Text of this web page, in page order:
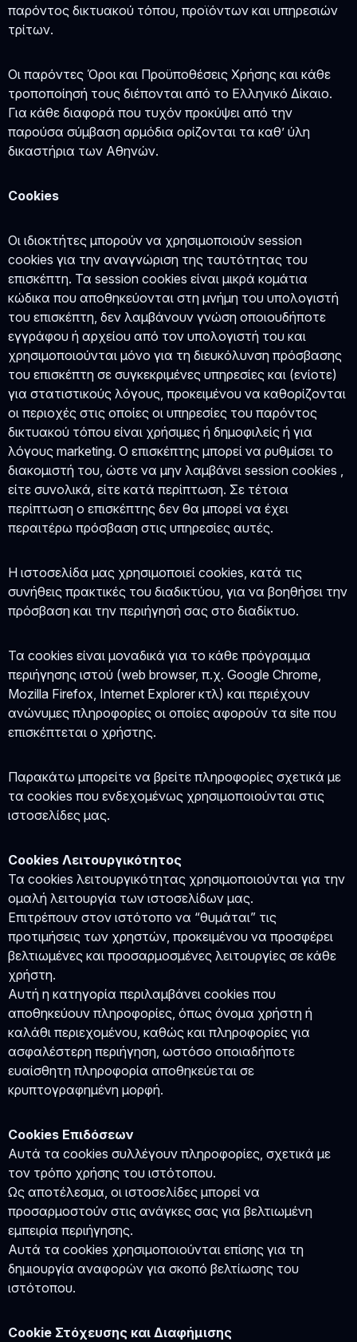
παρόντος δικτυακού τόπου, προϊόντων και υπηρεσιών
τρίτων.
Οι παρόντες Όροι και Προϋποθέσεις Χρήσης και κάθε
τροποποίησή τους διέπονται από το Ελληνικό Δίκαιο.
Για κάθε διαφορά που τυχόν προκύψει από την
παρούσα σύμβαση αρμόδια ορίζονται τα καθ’ ύλη
δικαστήρια των Αθηνών.
Cookies
Οι ιδιοκτήτες μπορούν να χρησιμοποιούν session
cookies για την αναγνώριση της ταυτότητας του
επισκέπτη. Τα session cookies είναι μικρά κομάτια
κώδικα που αποθηκεύονται στη μνήμη του υπολογιστή
του επισκέπτη, δεν λαμβάνουν γνώση οποιουδήποτε
εγγράφου ή αρχείου από τον υπολογιστή του και
χρησιμοποιούνται μόνο για τη διευκόλυνση πρόσβασης
του επισκέπτη σε συγκεκριμένες υπηρεσίες και (ενίοτε)
για στατιστικούς λόγους, προκειμένου να καθορίζονται
οι περιοχές στις οποίες οι υπηρεσίες του παρόντος
δικτυακού τόπου είναι χρήσιμες ή δημοφιλείς ή για
λόγους marketing. O επισκέπτης μπορεί να ρυθμίσει το
διακομιστή του, ώστε να μην λαμβάνει session cookies ,
είτε συνολικά, είτε κατά περίπτωση. Σε τέτοια
περίπτωση ο επισκέπτης δεν θα μπορεί να έχει
περαιτέρω πρόσβαση στις υπηρεσίες αυτές.
Η ιστοσελίδα μας χρησιμοποιεί cookies, κατά τις
συνήθεις πρακτικές του διαδικτύου, για να βοηθήσει την
πρόσβαση και την περιήγησή σας στο διαδίκτυο.
Τα cookies είναι μοναδικά για το κάθε πρόγραμμα
περιήγησης ιστού (web browser, π.χ. Google Chrome,
Mozilla Firefox, Internet Explorer κτλ) και περιέχουν
ανώνυμες πληροφορίες οι οποίες αφορούν τα site που
επισκέπτεται ο χρήστης.
Παρακάτω μπορείτε να βρείτε πληροφορίες σχετικά με
τα cookies που ενδεχομένως χρησιμοποιούνται στις
ιστοσελίδες μας.
Cookies Λειτουργικότητος
Τα cookies λειτουργικότητας χρησιμοποιούνται για την
ομαλή λειτουργία των ιστοσελίδων μας.
Επιτρέπουν στον ιστότοπο να “θυμάται” τις
προτιμήσεις των χρηστών, προκειμένου να προσφέρει
βελτιωμένες και προσαρμοσμένες λειτουργίες σε κάθε
χρήστη.
Αυτή η κατηγορία περιλαμβάνει cookies που
αποθηκεύουν πληροφορίες, όπως όνομα χρήστη ή
καλάθι περιεχομένου, καθώς και πληροφορίες για
ασφαλέστερη περιήγηση, ωστόσο οποιαδήποτε
ευαίσθητη πληροφορία αποθηκεύεται σε
κρυπτογραφημένη μορφή.
Cookies Επιδόσεων
Αυτά τα cookies συλλέγουν πληροφορίες, σχετικά με
τον τρόπο χρήσης του ιστότοπου.
Ως αποτέλεσμα, οι ιστοσελίδες μπορεί να
προσαρμοστούν στις ανάγκες σας για βελτιωμένη
εμπειρία περιήγησης.
Αυτά τα cookies χρησιμοποιούνται επίσης για τη
δημιουργία αναφορών για σκοπό βελτίωσης του
ιστότοπου.
Cookie Στόχευσης και Διαφήμισης